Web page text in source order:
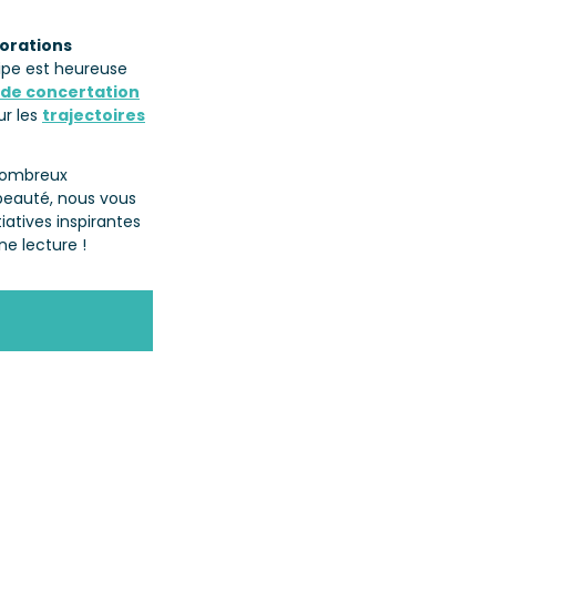
est heureuse
concertation
les trajectoires
nous vous
inspirantes
lecture !